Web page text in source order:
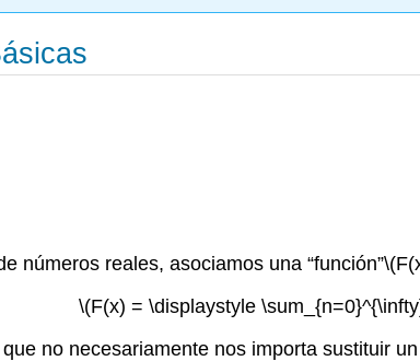
números reales, asociamos una “función”
\(F(x) = \displaystyle
no necesariamente nos importa sustituir